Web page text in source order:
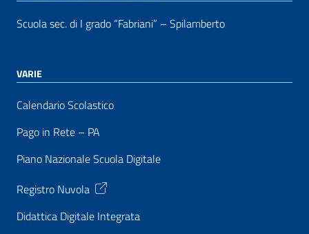
Scuola sec. di I grado “Fabriani” – Spilamberto
VARIE
Calendario Scolastico
Pago in Rete – PA
Piano Nazionale Scuola Digitale
Registro Nuvola
Didattica Digitale Integrata